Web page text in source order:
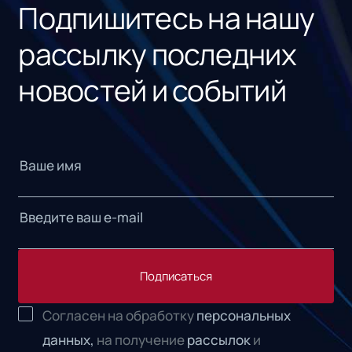
Подпишитесь на нашу
рассылку последних
новостей и событий
Подписаться
Согласен на обработкуперсональных
данных, на получениерассылоки